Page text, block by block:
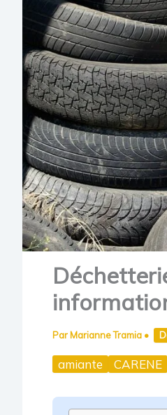
Par Marianne Tramia •
amiante CARENE